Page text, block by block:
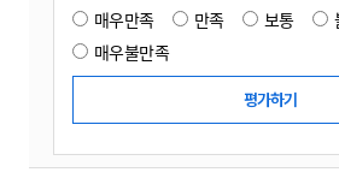
매우만족 만족 보통
매우불만족